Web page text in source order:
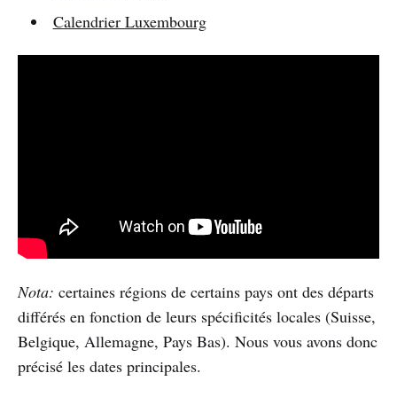
Calendrier Luxembourg
Nota: certaines régions de certains pays ont des départs
différés en fonction de leurs spécificités locales (Suisse,
Belgique, Allemagne, Pays Bas). Nous vous avons donc
précisé les dates principales.